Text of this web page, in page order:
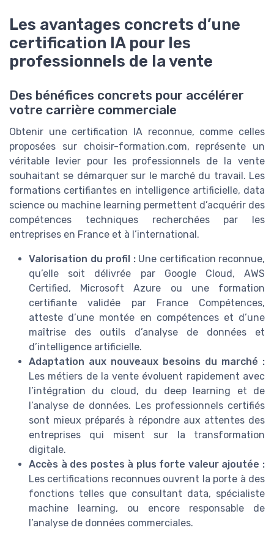
Les avantages concrets d’une
certification IA pour les
professionnels de la vente
Des bénéfices concrets pour accélérer
votre carrière commerciale
Obtenir une certification IA reconnue, comme celles
proposées sur choisir-formation.com, représente un
véritable levier pour les professionnels de la vente
souhaitant se démarquer sur le marché du travail. Les
formations certifiantes en intelligence artificielle, data
science ou machine learning permettent d’acquérir des
compétences techniques recherchées par les
entreprises en France et à l’international.
Valorisation du profil :Une certification reconnue,
qu’elle soit délivrée par Google Cloud, AWS
Certified, Microsoft Azure ou une formation
certifiante validée par France Compétences,
atteste d’une montée en compétences et d’une
maîtrise des outils d’analyse de données et
d’intelligence artificielle.
Adaptation aux nouveaux besoins du marché :
Les métiers de la vente évoluent rapidement avec
l’intégration du cloud, du deep learning et de
l’analyse de données. Les professionnels certifiés
sont mieux préparés à répondre aux attentes des
entreprises qui misent sur la transformation
digitale.
Accès à des postes à plus forte valeur ajoutée :
Les certifications reconnues ouvrent la porte à des
fonctions telles que consultant data, spécialiste
machine learning, ou encore responsable de
l’analyse de données commerciales.